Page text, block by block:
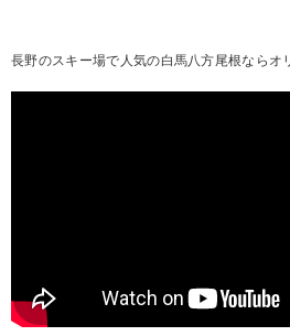
長野のスキー場で人気の白馬八方尾根ならオ